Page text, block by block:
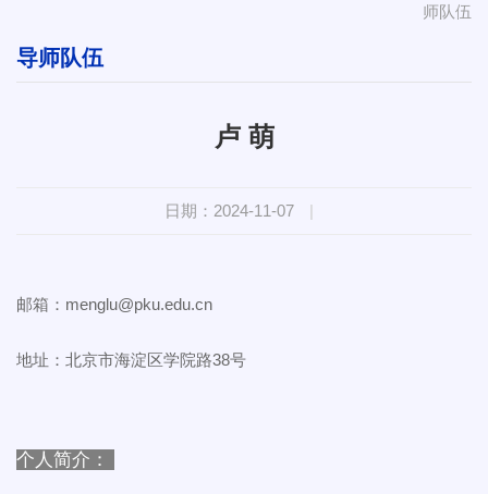
师队伍
导师队伍
卢 萌
日期：2024-11-07 |
邮箱：menglu@pku.edu.cn
地址：北京市海淀区学院路38号
：个人简介